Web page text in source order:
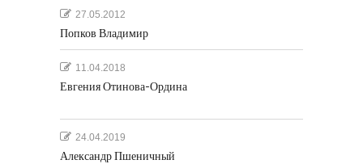
27.05.2012
Попков Владимир
11.04.2018
Евгения Отинова-Ордина
24.04.2019
Александр Пшеничный